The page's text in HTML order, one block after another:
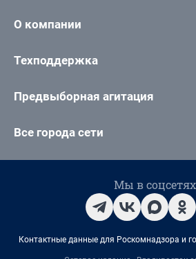
О компании
Техподдержка
Предвыборная агитация
Все города сети
Мы в соцсетях
Контактные данные для Роскомнадзора и